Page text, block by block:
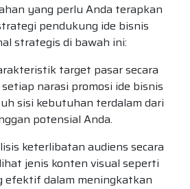
yang perlu Anda terapkan
pendukung ide bisnis
strategis di bawah ini:
target pasar secara
narasi promosi ide bisnis
sisi kebutuhan terdalam dari
potensial Anda.
keterlibatan audiens secara
jenis konten visual seperti
efektif dalam meningkatkan